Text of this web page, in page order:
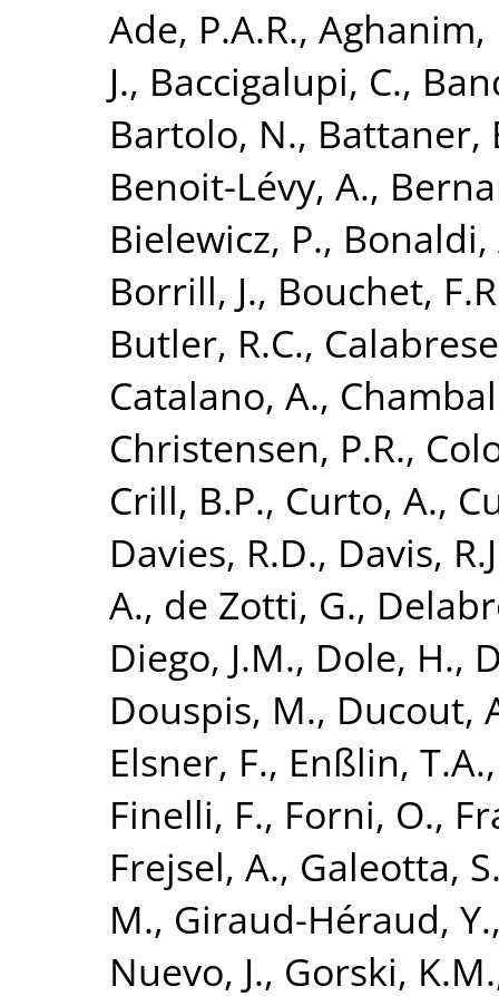
Ade, P.A.R., Aghanim,
J., Baccigalupi, C.,
Bartolo, N., Battaner,
Benoit-Lévy, A.,
Bielewicz, P., Bonaldi,
Borrill, J., Bouchet,
Butler, R.C.,
Catalano, A.,
Christensen, P.R.,
Crill, B.P., Curto, A.,
Davies, R.D., Davis,
A., de Zotti, G.,
Diego, J.M., Dole, H.,
Douspis, M., Ducout,
Elsner, F., Enßlin, T.A.
Finelli, F., Forni, O.,
Frejsel, A., Galeotta,
M., Giraud-Héraud, Y.
Nuevo, J., Gorski, K.M.